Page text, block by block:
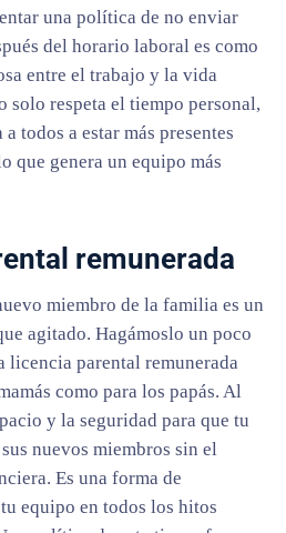
una política de no enviar
del horario laboral es como
entre el trabajo y la vida
solo respeta el tiempo personal,
todos a estar más presentes
que genera un equipo más
remunerada
miembro de la familia es un
agitado. Hagámoslo un poco
licencia parental remunerada
como para los papás. Al
y la seguridad para que tu
nuevos miembros sin el
Es una forma de
equipo en todos los hitos